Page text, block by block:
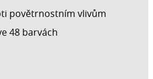
povětrnostním vlivům
48 barvách